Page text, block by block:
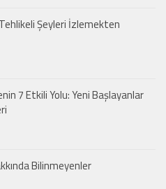
Şeyleri İzlemekten
7 Etkili Yolu: Yeni Başlayanlar
Bilinmeyenler